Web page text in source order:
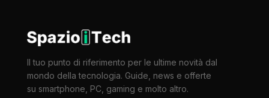
Il tuo punto di riferimento per le ultime novità dal
mondo della tecnologia. Guide, news e offerte
su smartphone, PC, gaming e molto altro.